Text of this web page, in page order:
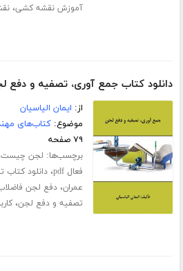
آموزش نقشه کشی،
دانلود کتاب جمع آوری، تصفیه و دفع
از: ایمان الیاسیان
موضوع:کتاب‌های
۷۹ صفحه
برچسب‌ها: لجن چیست
فعال pdf
،دانلود
عمران،دفع لجن
تصفیه و دفع لجن،